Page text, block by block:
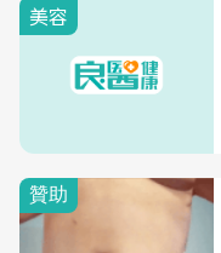
美容